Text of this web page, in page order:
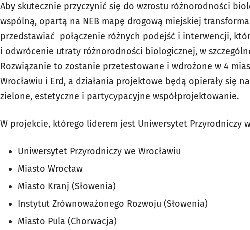
Aby skutecznie przyczynić się do wzrostu różnorodności
wspólną, opartą na NEB mapę drogową miejskiej
przedstawiać połączenie różnych podejść i interwencji,
i odwrócenie utraty różnorodności biologicznej, w
Rozwiązanie to zostanie przetestowane i wdrożone w 4
Wrocławiu i Erd, a działania projektowe będą opierały się
zielone, estetyczne i partycypacyjne współprojektowanie.
W projekcie, którego liderem jest Uniwersytet Przyrodniczy
Uniwersytet Przyrodniczy we Wrocławiu
Miasto Wrocław
Miasto Kranj (Słowenia)
Instytut Zrównoważonego Rozwoju (Słowenia)
Miasto Pula (Chorwacja)